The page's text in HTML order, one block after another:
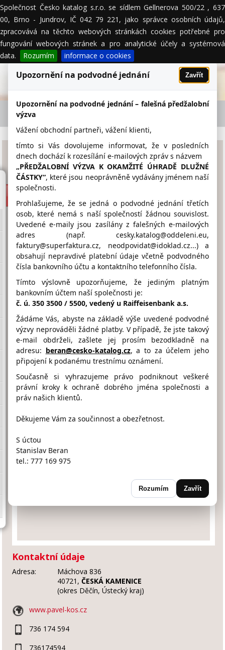
Společnost Česko katalog s.r.o. se sídlem Gellnerova 500/22 , 637
00, Brno - Jundrov, IČ 042 79 221, jako správce osobních údajů,
zpracovává na těchto webových stránkách cookies potřebné pro
fungování webových stránek a pro analytické účely a systémová
data.
Rozumím informace o cookies
MENU
KOS PAVEL - firemní detail
KOS PAVEL
www.pavel-kos.cz
736 174 594
p.kos@volny.cz
Hodnocení firmy KOS PAVEL od
návštěvníků
Firma doposud nasbírala:
0 Bodů
1 Bod 2 Body 3 Body
Umístění KOS PAVEL na Google maps
Kontaktní údaje
Adresa:
Máchova 836
40721, ČESKÁ KAMENICE
(okres Děčín, Ústecký kraj)
www.pavel-kos.cz
736 174 594
736174594
Upozornění na podvodné jednání Zavřít
Upozornění na podvodné jednání – falešná předžalobní
výzva
Vážení obchodní partneři, vážení klienti,
tímto si Vás dovolujeme informovat, že v posledních
dnech dochází k rozesílání e-mailových zpráv s názvem
„PŘEDŽALOBNÍ VÝZVA K OKAMŽITÉ ÚHRADĚ DLUŽNÉ
ČÁSTKY“, které jsou neoprávněně vydávány jménem naší
společnosti.
Prohlašujeme, že se jedná o podvodné jednání třetích
osob, které nemá s naší společností žádnou souvislost.
Uvedené e-maily jsou zasílány z falešných e-mailových
adres (např. cesky.katalog@oddeleni.eu,
faktury@superfaktura.cz, neodpovidat@idoklad.cz...) a
obsahují nepravdivé platební údaje včetně podvodného
čísla bankovního účtu a kontaktního telefonního čísla.
Tímto výslovně upozorňujeme, že jediným platným
bankovním účtem naší společnosti je:
č. ú. 350 3500 / 5500, vedený u Raiffeisenbank a.s.
Žádáme Vás, abyste na základě výše uvedené podvodné
výzvy neprováděli žádné platby. V případě, že jste takový
e-mail obdrželi, zašlete jej prosím bezodkladně na
adresu: beran@cesko-katalog.cz, a to za účelem jeho
připojení k podanému trestnímu oznámení.
Současně si vyhrazujeme právo podniknout veškeré
právní kroky k ochraně dobrého jména společnosti a
práv našich klientů.
Děkujeme Vám za součinnost a obezřetnost.
S úctou
Stanislav Beran
tel.: 777 169 975
Rozumím Zavřít